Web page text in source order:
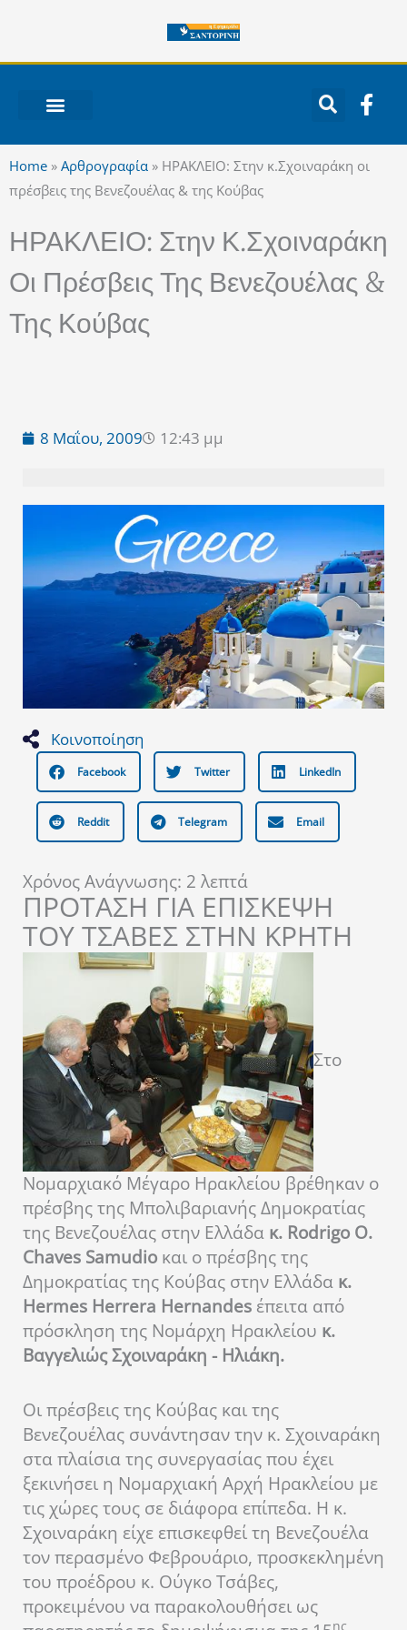
περιεχόμενο
F
a
e
b
k
-
f
Home » Αρθρογραφία » ΗΡΑΚΛΕΙΟ: Στην κ.Σχοιναράκη οι
πρέσβεις της Βενεζουέλας & της Κούβας
ΗΡΑΚΛΕΙΟ: Στην Κ.Σχοιναράκη
Οι Πρέσβεις Της Βενεζουέλας &
Της Κούβας
8 Μαΐου, 2009 12:43 μμ
Κοινοποίηση
Facebook Twitter LinkedIn
Reddit Telegram Email
Χρόνος Ανάγνωσης: 2 λεπτά
ΠΡΟΤΑΣΗ ΓΙΑ ΕΠΙΣΚΕΨΗ
ΤΟΥ ΤΣΑΒΕΣ ΣΤΗΝ ΚΡΗΤΗ
Στο
Νομαρχιακό Μέγαρο Ηρακλείου βρέθηκαν ο
πρέσβης της Μπολιβαριανής Δημοκρατίας
της Βενεζουέλας στην Ελλάδα κ. Rodrigo O.
Chaves Samudio και ο πρέσβης της
Δημοκρατίας της Κούβας στην Ελλάδα κ.
Hermes Herrera Hernandes έπειτα από
πρόσκληση της Νομάρχη Ηρακλείου κ.
Βαγγελιώς Σχοιναράκη - Ηλιάκη.
Οι πρέσβεις της Κούβας και της
Βενεζουέλας συνάντησαν την κ. Σχοιναράκη
στα πλαίσια της συνεργασίας που έχει
ξεκινήσει η Νομαρχιακή Αρχή Ηρακλείου με
τις χώρες τους σε διάφορα επίπεδα. Η κ.
Σχοιναράκη είχε επισκεφθεί τη Βενεζουέλα
τον περασμένο Φεβρουάριο, προσκεκλημένη
του προέδρου κ. Ούγκο Τσάβες,
προκειμένου να παρακολουθήσει ως
ης